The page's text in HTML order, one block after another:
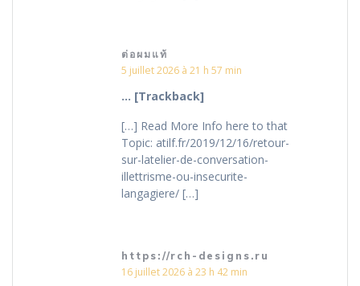
ต่อผมแท้
5 juillet 2026 à 21 h 57 min
… [Trackback]
[…] Read More Info here to that
Topic: atilf.fr/2019/12/16/retour-
sur-latelier-de-conversation-
illettrisme-ou-insecurite-
langagiere/ […]
https://rch-designs.ru
16 juillet 2026 à 23 h 42 min